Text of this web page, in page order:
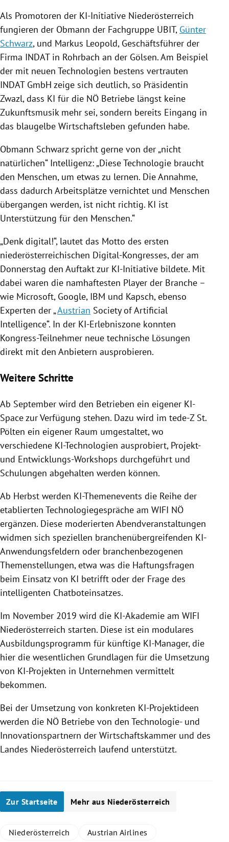
Als Promotoren der KI-Initiative Niederösterreich
fungieren der Obmann der Fachgruppe UBIT, Günter
Schwarz, und Markus Leopold, Geschäftsführer der
Firma INDATin Rohrbach an der Gölsen. Am Beispiel
der mit neuen Technologien bestens vertrauten
INDAT GmbH zeige sich deutlich, so Präsidentin
Zwazl, dass KI für die NÖ Betriebe längst keine
Zukunftsmusik mehr sei, sondern bereits Eingang in
das blaugelbe Wirtschaftsleben gefunden habe.
Obmann Schwarzspricht gerne von der „nicht
natürlichen“ Intelligenz: „Diese Technologie braucht
den Menschen, um etwas zu lernen. Die Annahme,
dass dadurch Arbeitsplätze vernichtet und Menschen
übergangen werden, ist nicht richtig. KI ist
Unterstützung für den Menschen.“
„Denk digital!“, lautet das Motto des ersten
niederösterreichischen Digital-Kongresses, der am
Donnerstag den Auftakt zur KI-Initiative bildete. Mit
dabei waren die namhaftesten Player der Branche –
wie Microsoft, Google, IBM und Kapsch, ebenso
Experten der „Austrian Society of Artificial
Intelligence“. In der KI-Erlebniszone konnten
Kongress-Teilnehmer neue technische Lösungen
direkt mit den Anbietern ausprobieren.
Weitere Schritte
Ab September wird den Betrieben ein eigener KI-
Space zur Verfügung stehen. Dazu wird im tede-Z St.
Pölten ein eigener Raum umgestaltet, wo
verschiedene KI-Technologien ausprobiert, Projekt-
und Entwicklungs-Workshops durchgeführt und
Schulungen abgehalten werden können.
Ab Herbst werden KI-Themenevents die Reihe der
etablierten Technologiegespräche am WIFI NÖ
ergänzen. Diese moderierten Abendveranstaltungen
widmen sich speziellen branchenübergreifenden KI-
Anwendungsfeldern oder branchenbezogenen
Themenstellungen, etwa was die Haftungsfragen
beim Einsatz von KI betrifft oder der Frage des
intelligenten Chatboteinsatzes.
Im November 2019 wird die KI-Akademie am WIFI
Niederösterreich starten. Diese ist ein modulares
Ausbildungsprogramm für künftige KI-Manager, die
hier die wesentlichen Grundlagen für die Umsetzung
von KI-Projekten in Unternehmen vermittelt
bekommen.
Bei der Umsetzung von konkreten KI-Projektideen
werden die NÖ Betriebe von den Technologie- und
Innovationspartnern der Wirtschaftskammer und des
Landes Niederösterreich laufend unterstützt.
Zur Startseite Mehr aus Niederösterreich
Niederösterreich Austrian Airlines